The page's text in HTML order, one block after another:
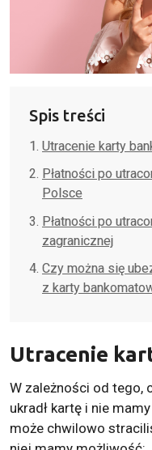
Spis treści
Utracenie karty
Płatności po
Polsce
Płatności po
zagranicznej
Czy można się
z karty
Utracenie
W zależności od tego,
ukradł kartę i nie
może chwilowo